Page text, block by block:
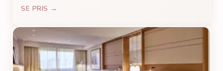
SE PRIS →